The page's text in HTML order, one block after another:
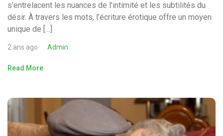
s’entrelacent les nuances de l’intimité et les subtilités du
désir. À travers les mots, l’écriture érotique offre un moyen
unique de […]
2 ans ago Admin
Read More